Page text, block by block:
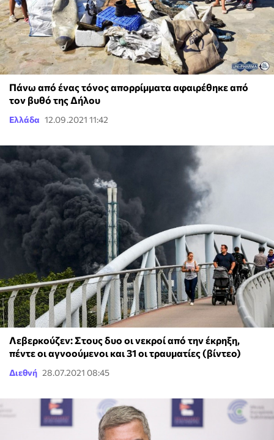
Πάνω από ένας τόνος απορρίμματα αφαιρέθηκε από
τον βυθό της Δήλου
Ελλάδα 12.09.2021 11:42
Λεβερκούζεν: Στους δυο οι νεκροί από την έκρηξη,
πέντε οι αγνοούμενοι και 31 οι τραυματίες (βίντεο)
Διεθνή 28.07.2021 08:45